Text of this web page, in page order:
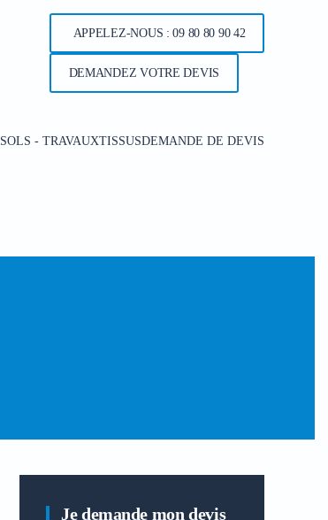
APPELEZ-NOUS : 09 80 80 90 42
DEMANDEZ VOTRE DEVIS
SOLS - TRAVAUXTISSUSDEMANDE DE DEVIS
Je demande mon devis